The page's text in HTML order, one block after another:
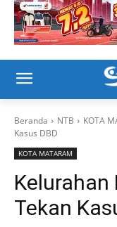
Beranda NTB KOTA
Kasus DBD
KOTA MATARAM
Tekan